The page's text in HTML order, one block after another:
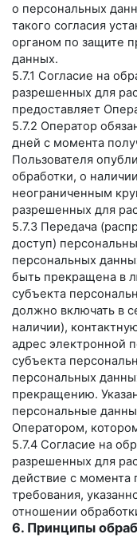
о персональных
такого согласия
органом по защите
данных.
5.7.1 Согласие на
разрешенных для
предоставляет
5.7.2 Оператор
дней с момента
Пользователя
обработки, о
неограниченным
разрешенных для
5.7.3 Передача
доступ)
персональных
быть прекращена в
субъекта
должно включать в
наличии),
адрес электронной
субъекта
персональных
прекращению.
персональные
Оператором,
5.7.4 Согласие на
разрешенных для
действие с момента
требования,
отношении
6. Принципы